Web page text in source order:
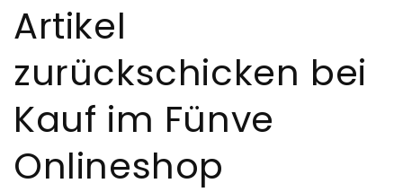
Artikel
zurückschicken bei
Kauf im Fünve
Onlineshop